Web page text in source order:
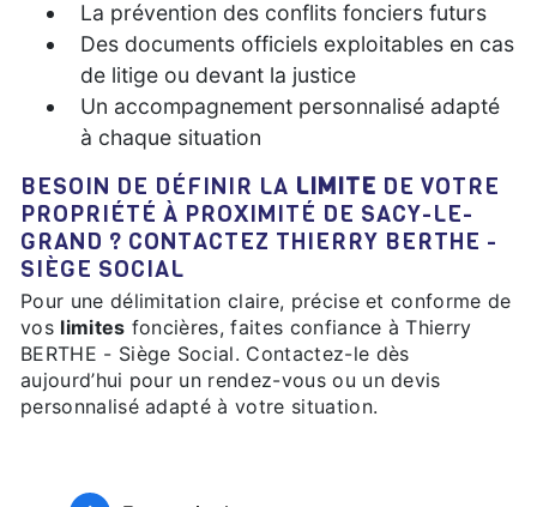
La prévention des conflits fonciers futurs
Des documents officiels exploitables en cas
de litige ou devant la justice
Un accompagnement personnalisé adapté
à chaque situation
BESOIN DE DÉFINIR LA LIMITE DE VOTRE
PROPRIÉTÉ À PROXIMITÉ DE SACY-LE-
GRAND ? CONTACTEZ THIERRY BERTHE -
SIÈGE SOCIAL
Pour une délimitation claire, précise et conforme de
vos limites foncières, faites confiance à Thierry
BERTHE - Siège Social. Contactez-le dès
aujourd’hui pour un rendez-vous ou un devis
personnalisé adapté à votre situation.